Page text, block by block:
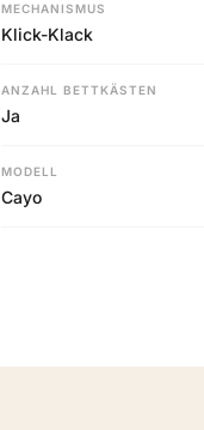
MECHANISMUS
Klick-Klack
ANZAHL BETTKÄSTEN
Ja
MODELL
Cayo